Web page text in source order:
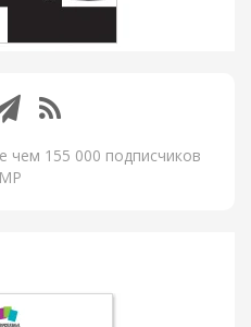
чем 155 000 подписчиков